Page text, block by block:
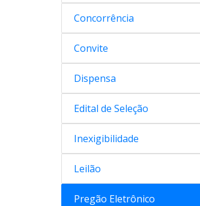
Concorrência
Convite
Dispensa
Edital de Seleção
Inexigibilidade
Leilão
Pregão Eletrônico